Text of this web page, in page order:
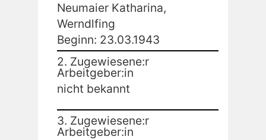
Neumaier Katharina,
Werndlfing
Beginn: 23.03.1943
2. Zugewiesene:r
Arbeitgeber:in
nicht bekannt
3. Zugewiesene:r
Arbeitgeber:in